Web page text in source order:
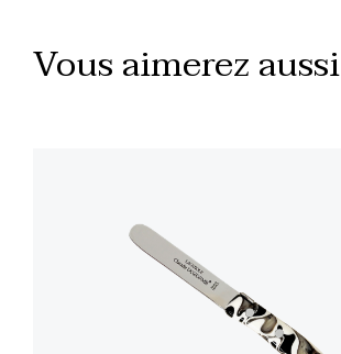
Vous aimerez aussi